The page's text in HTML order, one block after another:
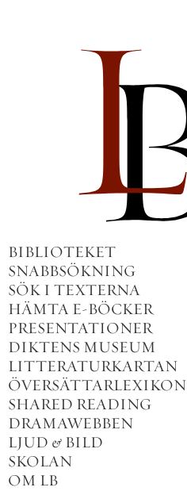
BIBLIOTEKET
SNABBSÖKNING
SÖK I TEXTERNA
HÄMTA E-BÖCKER
PRESENTATIONER
DIKTENS MUSEUM
LITTERATURKARTAN
ÖVERSÄTTARLEXIKON
SHARED READING
DRAMAWEBBEN
LJUD & BILD
SKOLAN
OM LB